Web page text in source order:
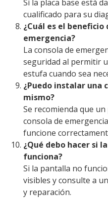
Si la placa base está
cualificado para su
¿Cuál es el beneficio
emergencia?
La consola de
seguridad al permitir
estufa cuando sea
¿Puedo instalar una
mismo?
Se recomienda que
consola de
funcione
¿Qué debo hacer si
funciona?
Si la pantalla no
visibles y consulte a
y reparación.